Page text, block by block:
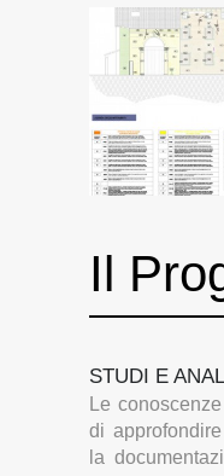
Il
STUDI E
Le
di
la